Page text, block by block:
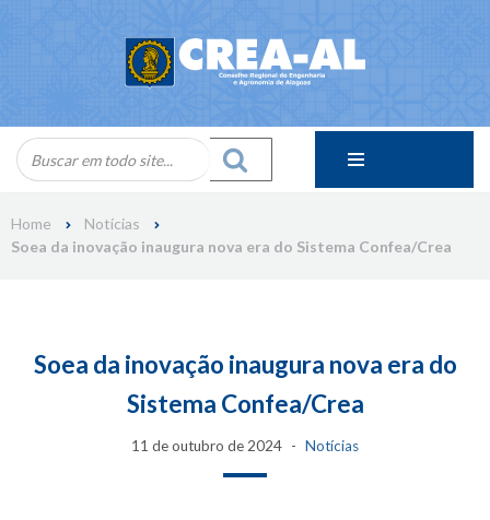
Home
Notícias
Soea da inovação inaugura nova era do Sistema Confea/Crea
Soea da inovação inaugura nova era do
Sistema Confea/Crea
11 de outubro de 2024 Notícias